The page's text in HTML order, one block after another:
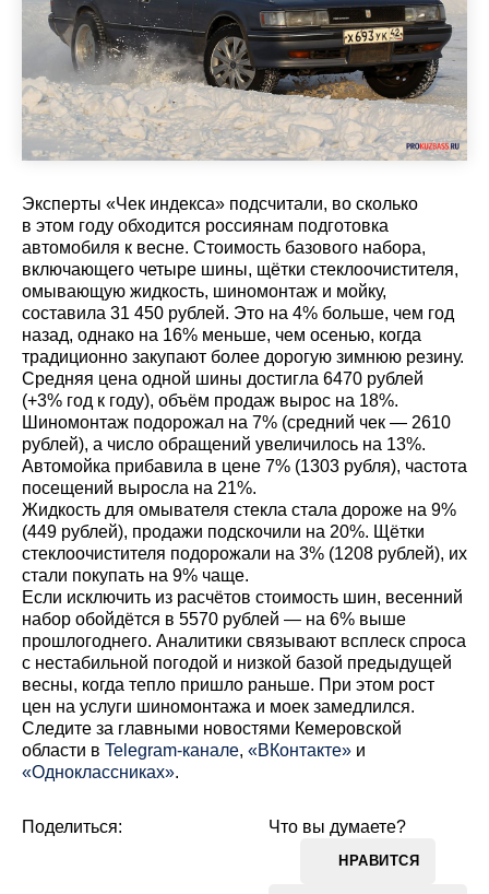
Эксперты «Чек индекса» подсчитали, во сколько
в этом году обходится россиянам подготовка
автомобиля к весне. Стоимость базового набора,
включающего четыре шины, щётки стеклоочистителя,
омывающую жидкость, шиномонтаж и мойку,
составила 31 450 рублей. Это на 4% больше, чем год
назад, однако на 16% меньше, чем осенью, когда
традиционно закупают более дорогую зимнюю резину.
Средняя цена одной шины достигла 6470 рублей
(+3% год к году), объём продаж вырос на 18%.
Шиномонтаж подорожал на 7% (средний чек — 2610
рублей), а число обращений увеличилось на 13%.
Автомойка прибавила в цене 7% (1303 рубля), частота
посещений выросла на 21%.
Жидкость для омывателя стекла стала дороже на 9%
(449 рублей), продажи подскочили на 20%. Щётки
стеклоочистителя подорожали на 3% (1208 рублей), их
стали покупать на 9% чаще.
Если исключить из расчётов стоимость шин, весенний
набор обойдётся в 5570 рублей — на 6% выше
прошлогоднего. Аналитики связывают всплеск спроса
с нестабильной погодой и низкой базой предыдущей
весны, когда тепло пришло раньше. При этом рост
цен на услуги шиномонтажа и моек замедлился.
Cледите за главными новостями Кемеровской
области в Telegram-канале, «ВКонтакте» и
«Одноклассниках».
Что вы думаете?
НРАВИТСЯ
Поделиться: